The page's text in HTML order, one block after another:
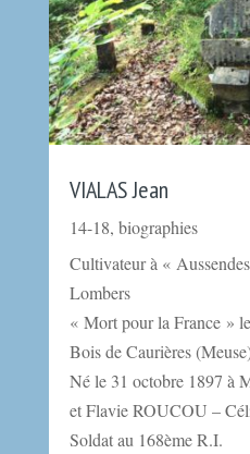
VIALAS Jean
14-18, biographies
Cultivateur à «
Lombers
« Mort pour la France »
Bois de Caurières
Né le 31 octobre 1897 à
et Flavie ROUCOU –
Soldat au 168ème R.I.